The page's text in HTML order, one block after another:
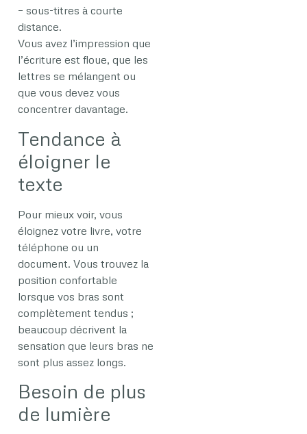
– sous-titres à courte
distance.
Vous avez l’impression que
l’écriture est floue, que les
lettres se mélangent ou
que vous devez vous
concentrer davantage.
Tendance à
éloigner le
texte
Pour mieux voir, vous
éloignez votre livre, votre
téléphone ou un
document. Vous trouvez la
position confortable
lorsque vos bras sont
complètement tendus ;
beaucoup décrivent la
sensation que leurs bras ne
sont plus assez longs.
Besoin de plus
de lumière